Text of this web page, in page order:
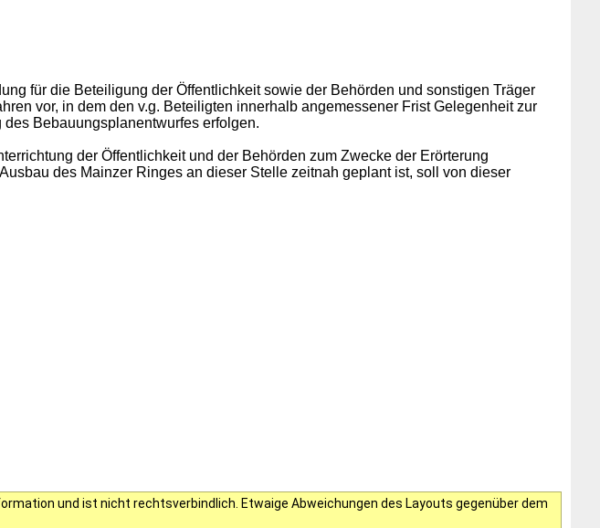
für die Beteiligung der Öffentlichkeit sowie der Behörden und sonstigen Träger
vor, in dem den v.g. Beteiligten innerhalb angemessener Frist Gelegenheit zur
Bebauungsplanentwurfes erfolgen.
der Öffentlichkeit und der Behörden zum Zwecke der Erörterung
des Mainzer Ringes an dieser Stelle zeitnah geplant ist, soll von dieser
und ist nicht rechtsverbindlich. Etwaige Abweichungen des Layouts gegenüber dem